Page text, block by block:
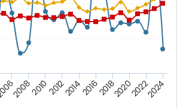
200820102012201420162018202020222024